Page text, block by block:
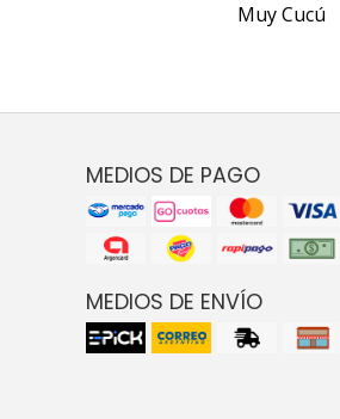
Muy Cucú
MEDIOS DE PAGO
MEDIOS DE ENVÍO